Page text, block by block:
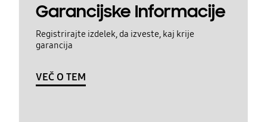
Garancijske Informacije
Registrirajte izdelek, da izveste, kaj krije
garancija
VEČ O TEM